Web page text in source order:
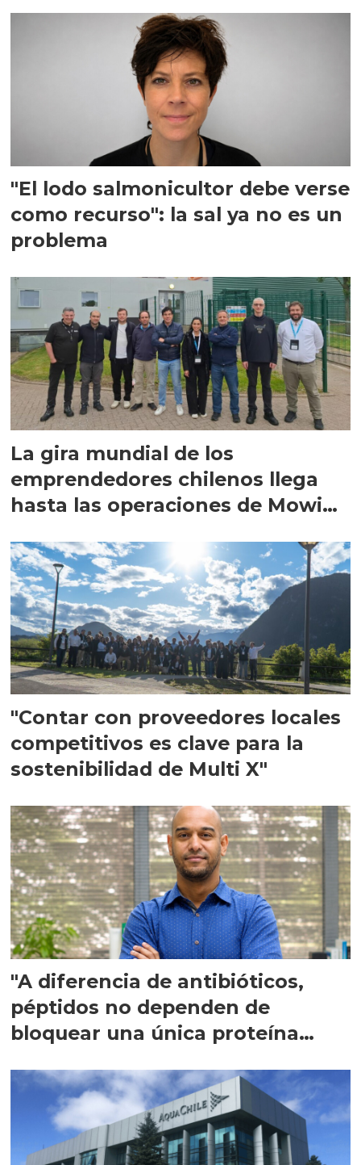
"El lodo salmonicultor debe verse
como recurso": la sal ya no es un
problema
La gira mundial de los
emprendedores chilenos llega
hasta las operaciones de Mowi
"Contar con proveedores locales
competitivos es clave para la
sostenibilidad de Multi X"
"A diferencia de antibióticos,
péptidos no dependen de
bloquear una única proteína